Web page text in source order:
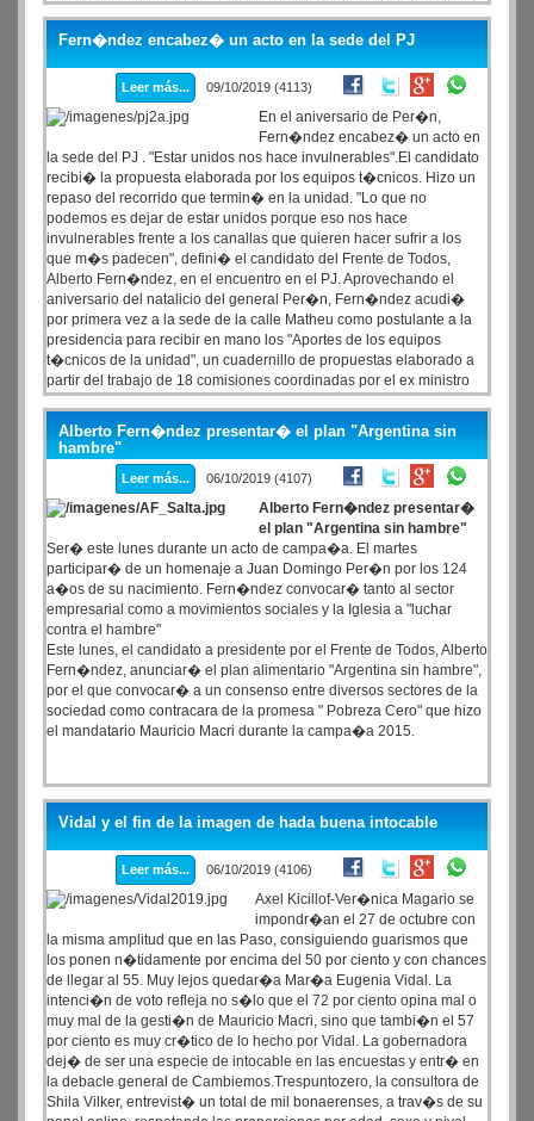
P�blico de Abogados de la Capital Federal y suspendi� la
aplicaci�n del decreto 669 publicado hace diez d�as en el
Bolet�n Oficial, cuando entraba formalmente en vigencia.
Fern�ndez encabez� un acto en la sede del PJ
Leer más... 09/10/2019 (4113)
En el aniversario de Per�n,
Fern�ndez encabez� un acto en
la sede del PJ . "Estar unidos nos hace invulnerables".El candidato
recibi� la propuesta elaborada por los equipos t�cnicos. Hizo un
repaso del recorrido que termin� en la unidad. "Lo que no
podemos es dejar de estar unidos porque eso nos hace
invulnerables frente a los canallas que quieren hacer sufrir a los
que m�s padecen", defini� el candidato del Frente de Todos,
Alberto Fern�ndez, en el encuentro en el PJ. Aprovechando el
aniversario del natalicio del general Per�n, Fern�ndez acudi�
por primera vez a la sede de la calle Matheu como postulante a la
presidencia para recibir en mano los "Aportes de los equipos
t�cnicos de la unidad", un cuadernillo de propuestas elaborado a
partir del trabajo de 18 comisiones coordinadas por el ex ministro
Gin�s Gonz�lez Garc�a.
Alberto Fern�ndez presentar� el plan "Argentina sin
hambre"
Leer más... 06/10/2019 (4107)
Alberto Fern�ndez presentar�
el plan "Argentina sin hambre"
Ser� este lunes durante un acto de campa�a. El martes
participar� de un homenaje a Juan Domingo Per�n por los 124
a�os de su nacimiento. Fern�ndez convocar� tanto al sector
empresarial como a movimientos sociales y la Iglesia a "luchar
contra el hambre"
Este lunes, el candidato a presidente por el Frente de Todos, Alberto
Fern�ndez, anunciar� el plan alimentario "Argentina sin hambre",
por el que convocar� a un consenso entre diversos sectores de la
sociedad como contracara de la promesa " Pobreza Cero" que hizo
el mandatario Mauricio Macri durante la campa�a 2015.
Vidal y el fin de la imagen de hada buena intocable
Leer más... 06/10/2019 (4106)
Axel Kicillof-Ver�nica Magario se
impondr�an el 27 de octubre con
la misma amplitud que en las Paso, consiguiendo guarismos que
los ponen n�tidamente por encima del 50 por ciento y con chances
de llegar al 55. Muy lejos quedar�a Mar�a Eugenia Vidal. La
intenci�n de voto refleja no s�lo que el 72 por ciento opina mal o
muy mal de la gesti�n de Mauricio Macri, sino que tambi�n el 57
por ciento es muy cr�tico de lo hecho por Vidal. La gobernadora
dej� de ser una especie de intocable en las encuestas y entr� en
la debacle general de Cambiemos.Trespuntozero, la consultora de
Shila Vilker, entrevist� un total de mil bonaerenses, a trav�s de su